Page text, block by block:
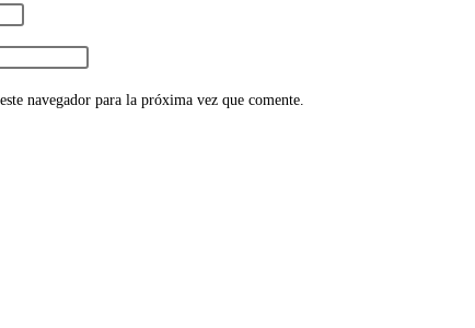
navegador para la próxima vez que comente.